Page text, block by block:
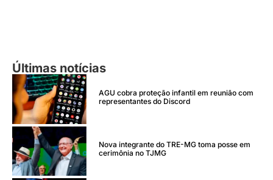
Últimas notícias
AGU cobra proteção infantil em reunião com
representantes do Discord
Nova integrante do TRE-MG toma posse em
cerimônia no TJMG